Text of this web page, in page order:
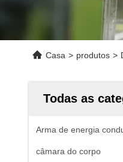
Casa > produtos >
Todas as
Arma de energia
câmara do corpo